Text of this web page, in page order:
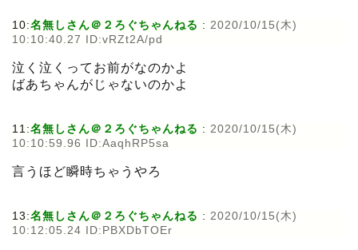
10:名無しさん＠２ろぐちゃんねる : 2020/10/15(木)
10:10:40.27 ID:vRZt2A/pd
泣く泣くってお前がなのかよ
ばあちゃんがじゃないのかよ
11:名無しさん＠２ろぐちゃんねる : 2020/10/15(木)
10:10:59.96 ID:AaqhRP5sa
言うほど瞬時ちゃうやろ
13:名無しさん＠２ろぐちゃんねる : 2020/10/15(木)
10:12:05.24 ID:PBXDbTOEr